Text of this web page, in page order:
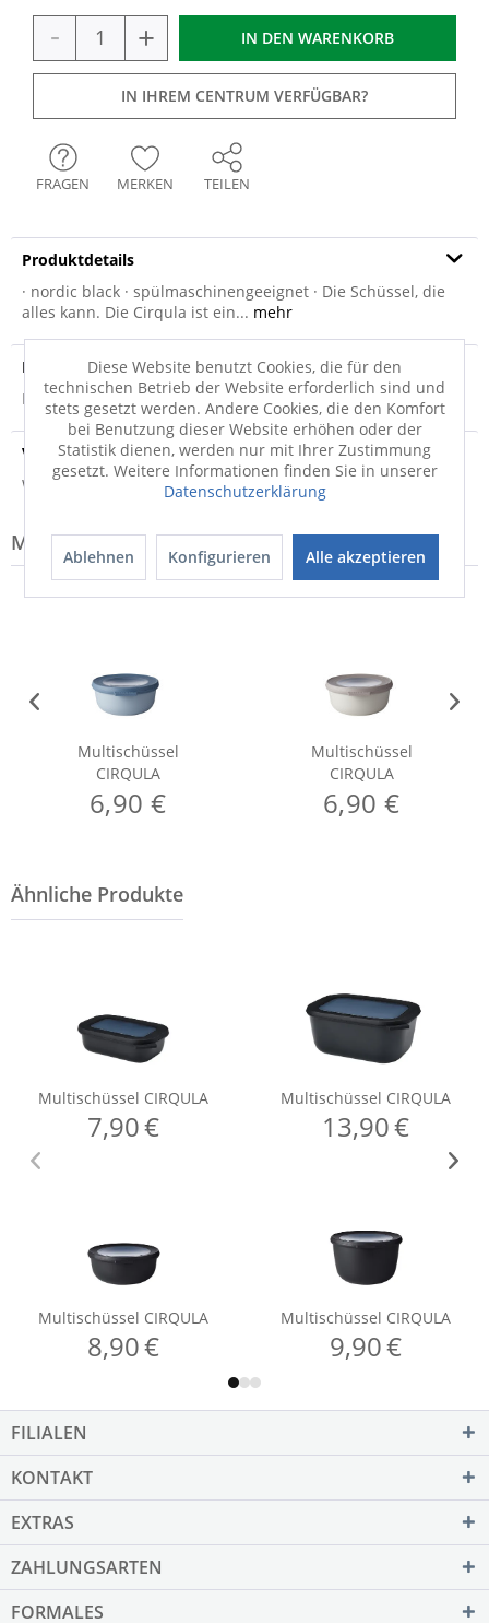
- + IN DEN WARENKORB
IN IHREM CENTRUM VERFÜGBAR?
FRAGEN MERKEN TEILEN
Produktdetails
· nordic black · spülmaschinengeeignet · Die Schüssel, die
alles kann. Die Cirqula ist ein... mehr
Produktsicherheit
Produktsicherheit
Versandinfo
Weitere Informationen zum Versand...
Modell-Familie: CIRQULA
Multischüssel
CIRQULA
6,90 €
Multischüssel
CIRQULA
6,90 €
FILIALEN
KONTAKT
EXTRAS
ZAHLUNGSARTEN
FORMALES
Diese Website benutzt Cookies, die für den
technischen Betrieb der Website erforderlich sind und
stets gesetzt werden. Andere Cookies, die den Komfort
bei Benutzung dieser Website erhöhen oder der
Statistik dienen, werden nur mit Ihrer Zustimmung
gesetzt. Weitere Informationen finden Sie in unserer
Datenschutzerklärung
Ablehnen Konfigurieren Alle akzeptieren